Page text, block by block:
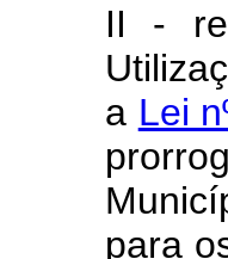
II -
a Lei
para